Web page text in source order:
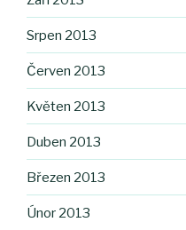
Srpen 2013
Červen 2013
Květen 2013
Duben 2013
Březen 2013
Únor 2013